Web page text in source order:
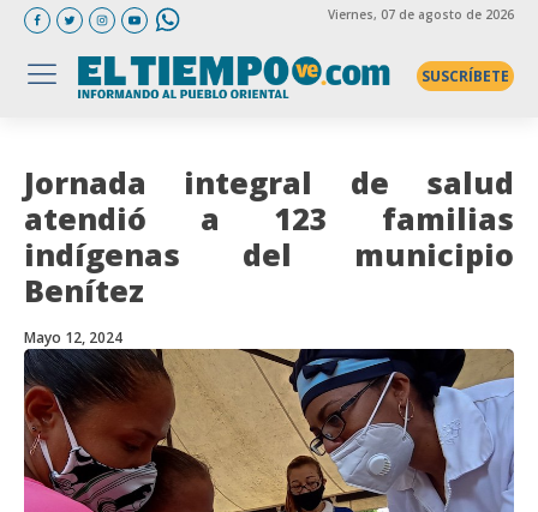
Viernes, 07 de agosto de 2026
SUSCRÍBETE
Jornada integral de salud
atendió a 123 familias
indígenas del municipio
Benítez
Mayo 12, 2024